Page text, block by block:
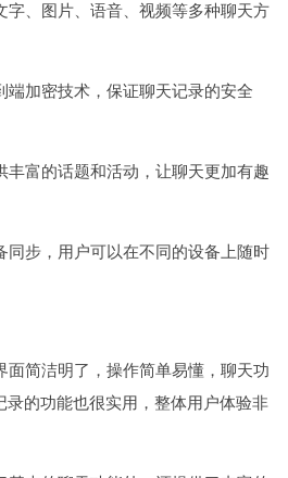
字、图片、语音、视频等多种聊天方
端加密技术，保证聊天记录的安全
丰富的话题和活动，让聊天更加有趣
同步，用户可以在不同的设备上随时
面简洁明了，操作简单易懂，聊天功
录的功能也很实用，整体用户体验非